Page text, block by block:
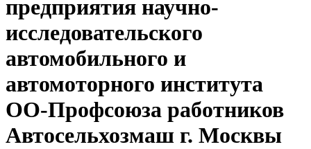
предприятия научно-
исследовательского
автомобильного и
автомоторного института
ОО-Профсоюза работников
Автосельхозмаш г. Москвы